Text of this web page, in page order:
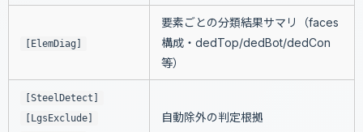
[ElemDiag]
要素ごとの分類結果サマリ（faces
構成・dedTop/dedBot/dedCon
等）
[SteelDetect]
[LgsExclude]
自動除外の判定根拠